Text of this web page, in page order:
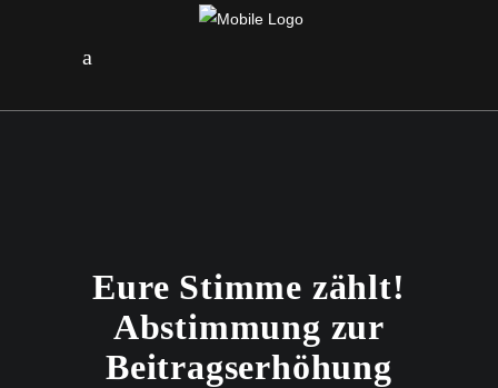
Eure Stimme zählt!
Abstimmung zur
Beitragserhöhung